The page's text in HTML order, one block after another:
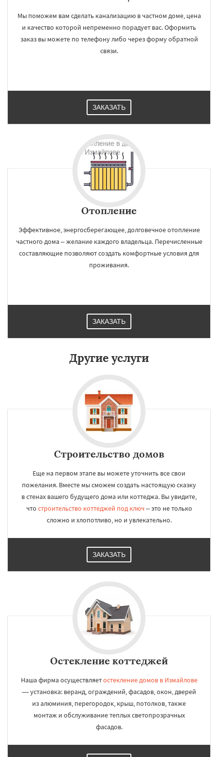
Мы поможем вам сделать канализацию в частном доме, цена
и качество которой непременно порадует вас. Оформить
заказ вы можете по телефону либо через форму обратной
связи.
ЗАКАЗАТЬ
Отопление
Эффективное, энергосберегающее, долговечное отопление
частного дома – желание каждого владельца. Перечисленные
составляющие позволяют создать комфортные условия для
проживания.
ЗАКАЗАТЬ
Другие услуги
Строительство домов
Еще на первом этапе вы можете уточнить все свои
пожелания. Вместе мы сможем создать настоящую сказку
в стенах вашего будущего дома или коттеджа. Вы увидите,
что строительство коттеджей под ключ – это не только
сложно и хлопотливо, но и увлекательно.
ЗАКАЗАТЬ
Остекление коттеджей
Наша фирма осуществляетостекление домов в Измайлове
— установка: веранд, ограждений, фасадов, окон, дверей
из алюминия, перегородок, крыш, потолков, также
монтаж и обслуживание теплых светопрозрачных
фасадов.